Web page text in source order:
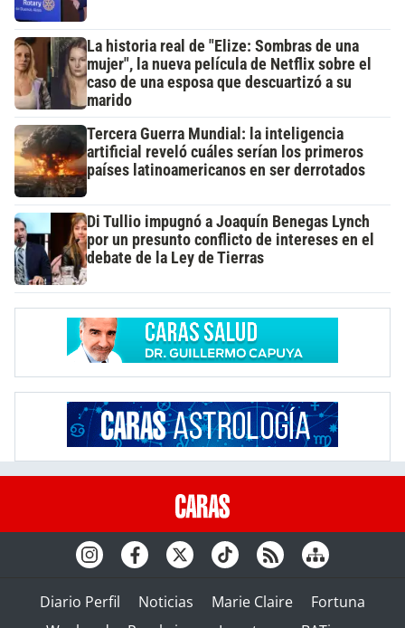
La historia real de "Elize: Sombras de una
mujer", la nueva película de Netflix sobre el
caso de una esposa que descuartizó a su
marido
Tercera Guerra Mundial: la inteligencia
artificial reveló cuáles serían los primeros
países latinoamericanos en ser derrotados
Di Tullio impugnó a Joaquín Benegas Lynch
por un presunto conflicto de intereses en el
debate de la Ley de Tierras
Diario Perfil Noticias Marie Claire
Fortuna